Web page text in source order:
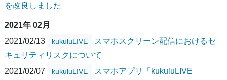
を改良しました
2021年 02月
2021/02/13
kukuluLIVE
スマホスクリーン配信におけるセ
キュリティリスクについて
2021/02/07
kukuluLIVE
スマホアプリ「kukuluLIVE